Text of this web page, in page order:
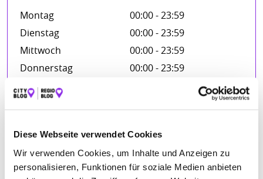
Diese Webseite verwendet Cookies
Wir verwenden Cookies, um Inhalte und Anzeigen zu
personalisieren, Funktionen für soziale Medien anbieten
Montag
00:00 - 23:59
Dienstag
00:00 - 23:59
Mittwoch
00:00 - 23:59
Donnerstag
00:00 - 23:59
Freitag
Samstag